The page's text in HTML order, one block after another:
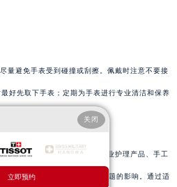
量避免手表受到碰撞或刮擦。佩戴时注意不要接
好先取下手表；定期为手表进行专业清洁和保养
问题时，我们可以通过使用专业护理产品、手工
多种方式来解决或减轻这一问题的影响。通过适
关闭
立即预约